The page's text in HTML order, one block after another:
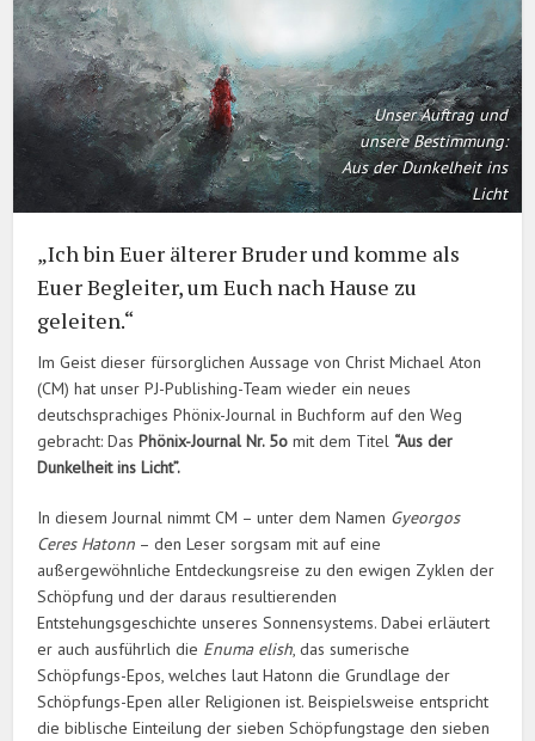
Unser Auftrag und
unsere Bestimmung:
Aus der Dunkelheit ins
Licht
„Ich bin Euer älterer Bruder und komme als
Euer Begleiter, um Euch nach Hause zu
geleiten.“
Im Geist dieser fürsorglichen Aussage von Christ Michael Aton
(CM) hat unser PJ-Publishing-Team wieder ein neues
deutschsprachiges Phönix-Journal in Buchform auf den Weg
gebracht: DasPhönix-Journal Nr. 5o mit dem Titel “Aus der
Dunkelheit ins Licht”.
In diesem Journal nimmt CM – unter dem Namen Gyeorgos
Ceres Hatonn – den Leser sorgsam mit auf eine
außergewöhnliche Entdeckungsreise zu den ewigen Zyklen der
Schöpfung und der daraus resultierenden
Entstehungsgeschichte unseres Sonnensystems. Dabei erläutert
er auch ausführlich die Enuma elish, das sumerische
Schöpfungs-Epos, welches laut Hatonn die Grundlage der
Schöpfungs-Epen aller Religionen ist. Beispielsweise entspricht
die biblische Einteilung der sieben Schöpfungstage den sieben